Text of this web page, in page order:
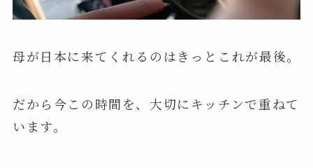
母が日本に来てくれるのはきっとこれが最後。
だから今この時間を、大切にキッチンで重ねて
います。